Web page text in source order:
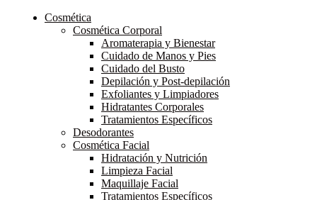
Cosmética
Cosmética Corporal
Aromaterapia y Bienestar
Cuidado de Manos y Pies
Cuidado del Busto
Depilación y Post-depilación
Exfoliantes y Limpiadores
Hidratantes Corporales
Tratamientos Específicos
Desodorantes
Cosmética Facial
Hidratación y Nutrición
Limpieza Facial
Maquillaje Facial
Tratamientos Específicos